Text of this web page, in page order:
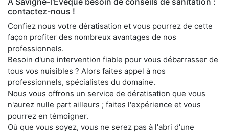
contactez-nous !
Confiez nous votre dératisation et vous pourrez de cette
façon profiter des nombreux avantages de nos
professionnels.
Besoin d'une intervention fiable pour vous débarrasser de
tous vos nuisibles ? Alors faites appel à nos
professionnels, spécialistes du domaine.
Nous vous offrons un service de dératisation que vous
n'aurez nulle part ailleurs ; faites l'expérience et vous
pourrez en témoigner.
Où que vous soyez, vous ne serez pas à l'abri d'une